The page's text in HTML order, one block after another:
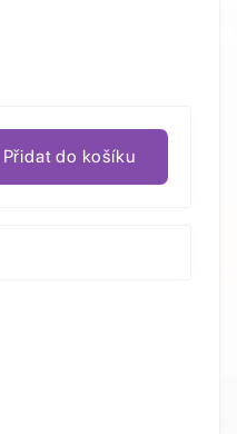
Přidat do košíku